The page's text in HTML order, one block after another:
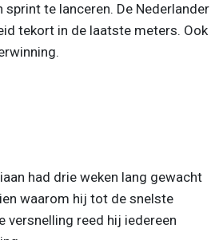
te lanceren. De Nederlander
tekort in de laatste meters. Ook
had drie weken lang gewacht
waarom hij tot de snelste
versnelling reed hij iedereen